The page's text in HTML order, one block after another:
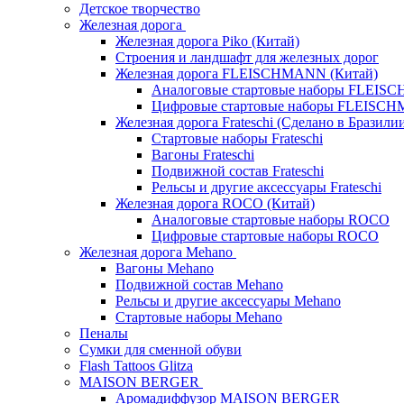
Детское творчество
Железная дорога
Железная дорога Piko (Китай)
Строения и ландшафт для железных дорог
Железная дорога FLEISCHMANN (Китай)
Аналоговые стартовые наборы
Цифровые стартовые наборы
Железная дорога Frateschi (Сделано в
Стартовые наборы Frateschi
Вагоны Frateschi
Подвижной состав Frateschi
Рельсы и другие аксессуары Frateschi
Железная дорога ROCO (Китай)
Аналоговые стартовые наборы ROCO
Цифровые стартовые наборы ROCO
Железная дорога Mehano
Вагоны Mehano
Подвижной состав Mehano
Рельсы и другие аксессуары Mehano
Стартовые наборы Mehano
Пеналы
Сумки для сменной обуви
Flash Tattoos Glitza
MAISON BERGER
Аромадиффузор MAISON BERGER